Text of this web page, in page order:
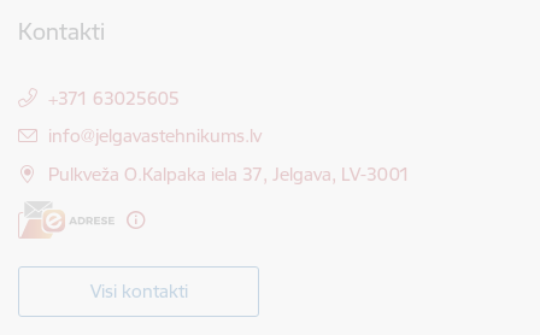
Kontakti
+371 63025605
E-pasts:
info@jelgavastehnikums.lv
Pulkveža O.Kalpaka iela 37, Jelgava, LV-3001
Visi kontakti